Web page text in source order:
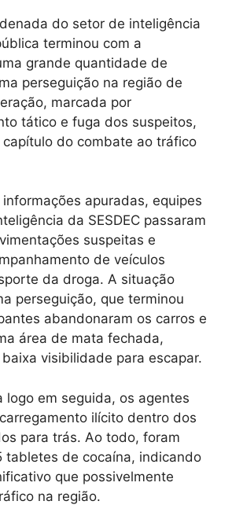
do setor de inteligência
terminou com a
grande quantidade de
perseguição na região de
marcada por
tático e fuga dos suspeitos,
capítulo do combate ao tráfico
apuradas, equipes
da SESDEC passaram
suspeitas e
de veículos
da droga. A situação
perseguição, que terminou
abandonaram os carros e
área de mata fechada,
visibilidade para escapar.
logo em seguida, os agentes
ilícito dentro dos
para trás. Ao todo, foram
tabletes de cocaína, indicando
que possivelmente
na região.